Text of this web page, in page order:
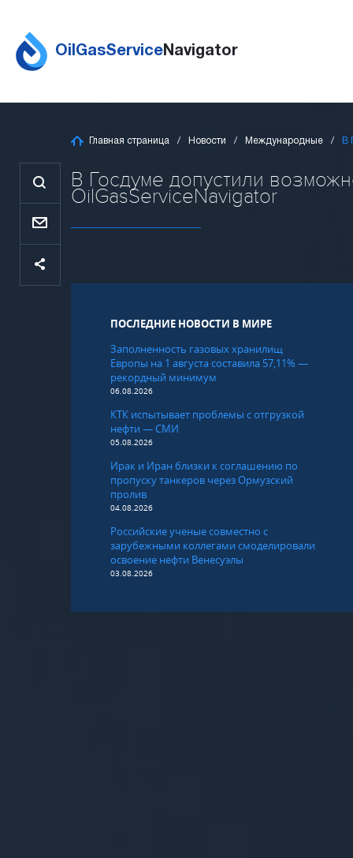
OilGasServiceNavigator
Главная страница Новости Международные В
В Госдуме допустили
OilGasServiceNavigator
ПОСЛЕДНИЕ НОВОСТИ В МИРЕ
Заполненность газовых хранилищ
Европы на 1 августа составила 57,11% —
рекордный минимум
06.08.2026
КТК испытывает проблемы с отгрузкой
нефти — СМИ
05.08.2026
Ирак и Иран близки к соглашению по
пропуску танкеров через Ормузский
пролив
04.08.2026
Российские ученые совместно с
зарубежными коллегами смоделировали
освоение нефти Венесуэлы
03.08.2026